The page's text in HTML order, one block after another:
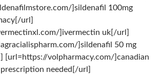
]sildenafil 100mg
url]
]ivermectin uk[/url]
]sildenafil 50 mg
[url=https://volpharmacy.com/]canadian
needed[/url]